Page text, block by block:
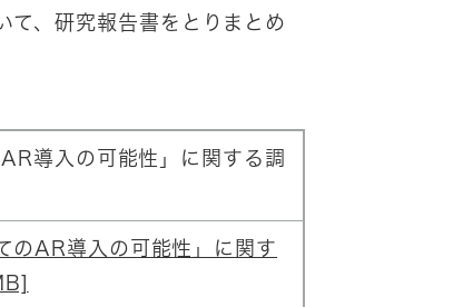
て、研究報告書をとりまとめ
導入の可能性」に関する調
のAR導入の可能性」に関す